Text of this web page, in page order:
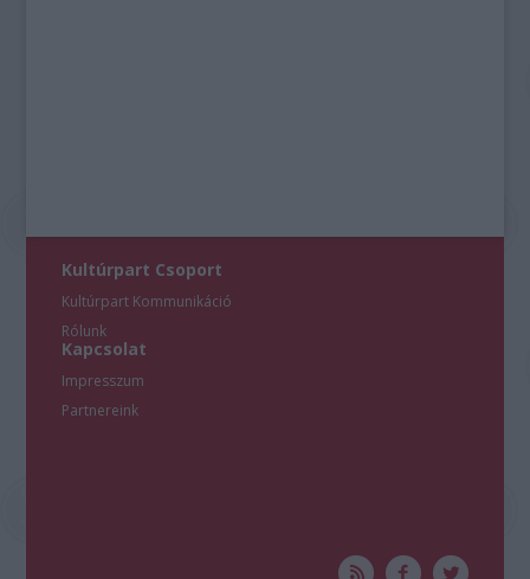
Kultúrpart Csoport
Kultúrpart Kommunikáció
Rólunk
Kapcsolat
Impresszum
Partnereink